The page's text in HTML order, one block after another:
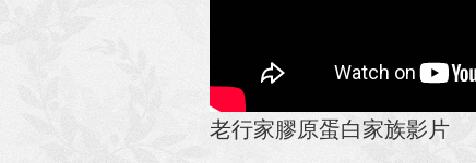
老行家膠原蛋白家族影片